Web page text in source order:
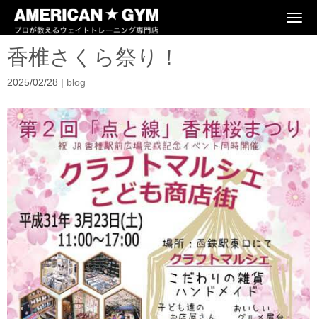
N
o
n
香椎さくら祭り！
2025/02/28 | blog